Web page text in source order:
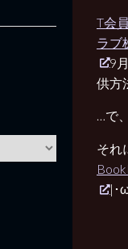
T会
ラブ
9
供方
…で
それ
|･